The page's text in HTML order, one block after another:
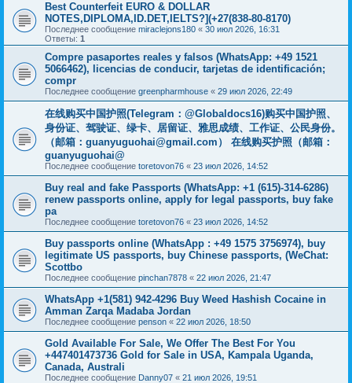
Best Counterfeit EURO & DOLLAR
NOTES,DIPLOMA,ID.DET,IELTS?](+27(838-80-8170)
Последнее сообщение miraclejons180 « 30 июл 2026, 16:31
Ответы: 1
Compre pasaportes reales y falsos (WhatsApp: +49 1521
5066462), licencias de conducir, tarjetas de identificación;
compr
Последнее сообщение greenpharmhouse « 29 июл 2026, 22:49
在线购买中国护照(Telegram：@Globaldocs16)购买中国护照、
身份证、驾驶证、绿卡、居留证、雅思成绩、工作证、公民身份。
（邮箱： guanyuguohai@gmail.com ） 在线购买护照（邮箱：
guanyuguohai@
Последнее сообщение toretovon76 « 23 июл 2026, 14:52
Buy real and fake Passports (WhatsApp: +1 (615)-314-6286)
renew passports online, apply for legal passports, buy fake
pa
Последнее сообщение toretovon76 « 23 июл 2026, 14:52
Buy passports online (WhatsApp : +49 1575 3756974), buy
legitimate US passports, buy Chinese passports, (WeChat:
Scottbo
Последнее сообщение pinchan7878 « 22 июл 2026, 21:47
WhatsApp +1(581) 942-4296 Buy Weed Hashish Cocaine in
Amman Zarqa Madaba Jordan
Последнее сообщение penson « 22 июл 2026, 18:50
Gold Available For Sale, We Offer The Best For You
+447401473736 Gold for Sale in USA, Kampala Uganda,
Canada, Australi
Последнее сообщение Danny07 « 21 июл 2026, 19:51